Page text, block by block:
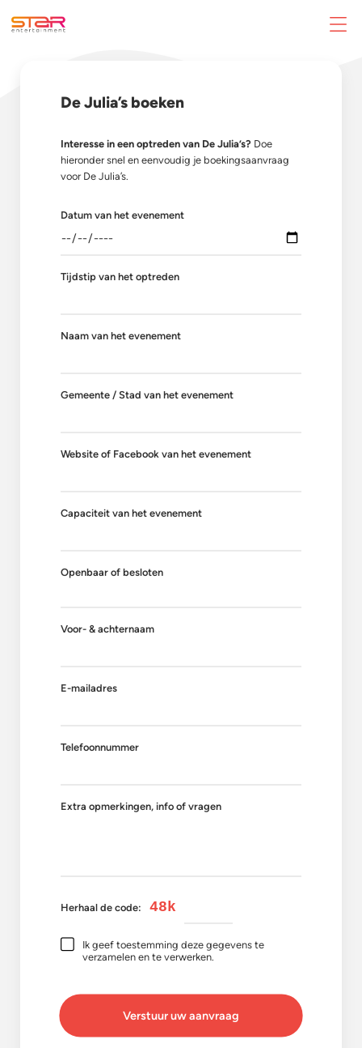
De Julia’s boeken
Interesse in een optreden van De Julia’s? Doe
hieronder snel en eenvoudig je boekingsaanvraag
voor De Julia’s.
Datum van het evenement
Tijdstip van het optreden
Naam van het evenement
Gemeente / Stad van het evenement
Website of Facebook van het evenement
Capaciteit van het evenement
Openbaar of besloten
Voor- & achternaam
E-mailadres
Telefoonnummer
Extra opmerkingen, info of vragen
Herhaal de code: 48k
Ik geef toestemming deze gegevens te
verzamelen en te verwerken.